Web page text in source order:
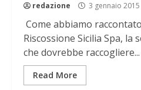
redazione 3 gennaio 2015
Come abbiamo
Riscossione Sicilia Spa, la
che dovrebbe raccogliere...
Read More